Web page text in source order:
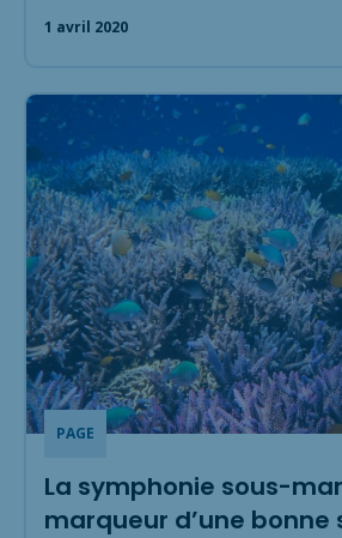
1 avril 2020
PAGE
La symphonie sous-
marqueur d’une bonne